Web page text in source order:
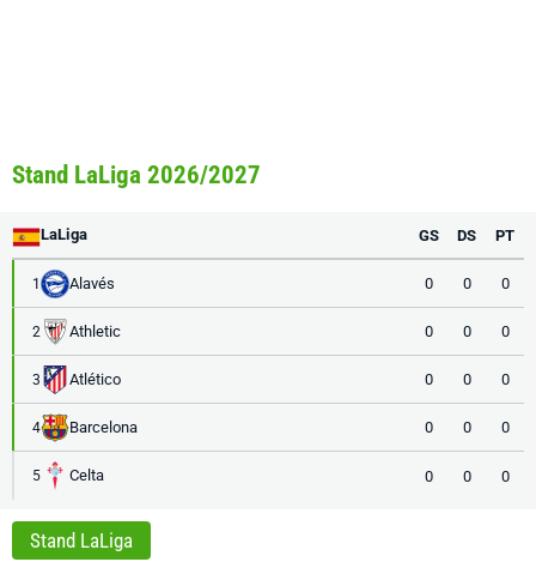
Stand LaLiga 2026/2027
LaLiga GS DS PT
1 Alavés 0 0 0
2 Athletic 0 0 0
3 Atlético 0 0 0
4 Barcelona 0 0 0
5 Celta 0 0 0
Stand LaLiga